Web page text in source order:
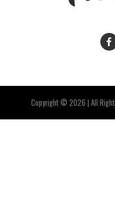
Copyright © 2026 | All